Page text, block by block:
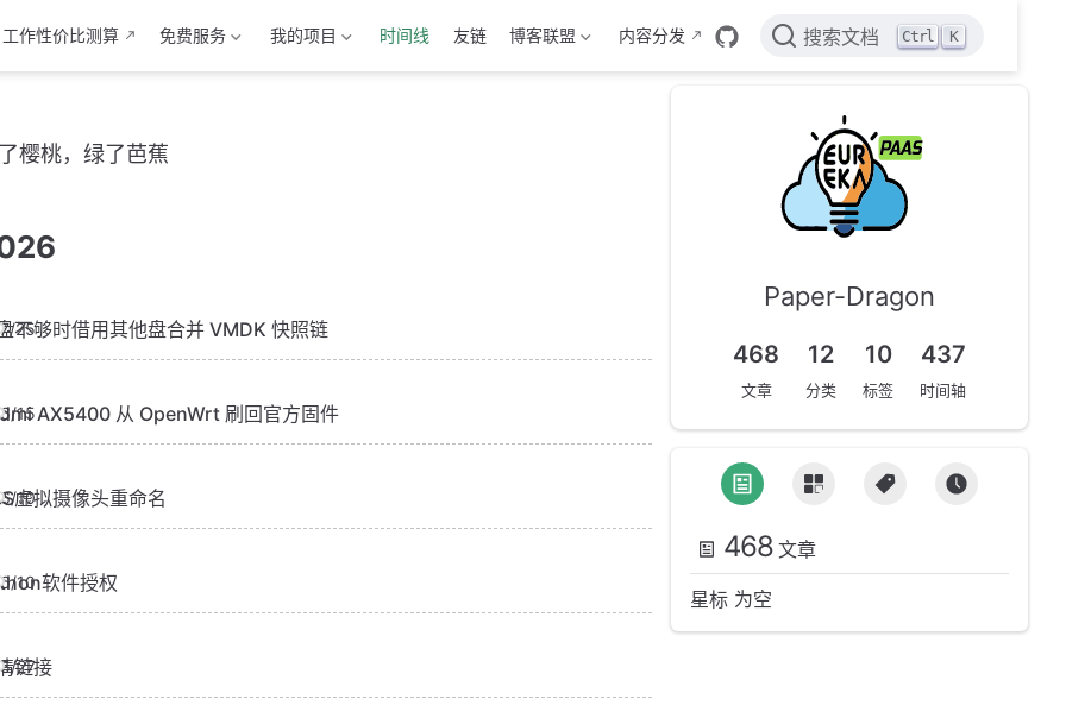
工作性价比测算 免费服务 我的项目 时间线 友链 博客联盟 内容分发 搜索文档 Ctrl K
樱桃，绿了芭蕉
7/25
不够时借用其他盘合并 VMDK 快照链
6/15 AX5400 从 OpenWrt 刷回官方固件
6/10虚拟摄像头重命名
6/10软件授权
5/27
链接
Paper-Dragon
468
文章
12
分类
10
标签
437
时间轴
468 文章
星标 为空